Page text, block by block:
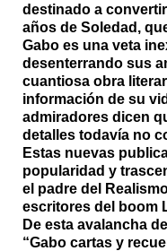
destinado a
años de Soledad,
Gabo es una veta
desenterrando sus
cuantiosa obra
información de su
admiradores dicen
detalles todavía no
Estas nuevas
popularidad y
el padre del
escritores del boom
De esta avalancha
“Gabo cartas y